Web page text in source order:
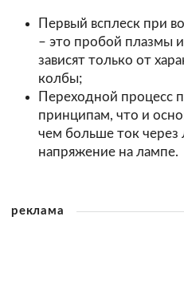
Первый всплеск при
– это пробой плазмы
зависят только от
колбы;
Переходной процесс
принципам, что и
чем больше ток
напряжение на лампе.
реклама